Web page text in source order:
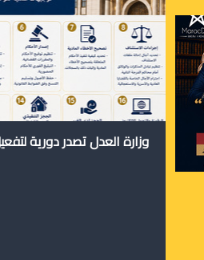
وزارة العدل تصدر دورية